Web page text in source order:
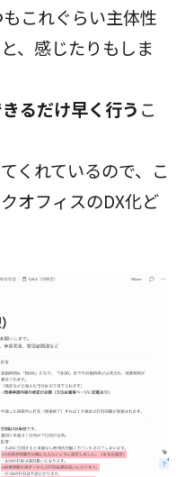
これぐらい主体性
、感じたりもしま
るだけ早く行う こ
くれているので、こ
オフィスのDX化ど